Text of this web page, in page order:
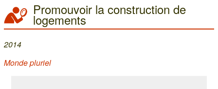
Promouvoir la construction de
logements
2014
Monde pluriel